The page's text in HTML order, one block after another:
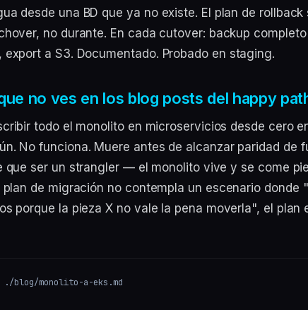
desde una BD que ya no existe. El plan de rollback
no durante. En cada cutover: backup
export a S3. Documentado. Probado en staging.
no ves en los blog posts del happy
todo el monolito en microservicios desde cero
No funciona. Muere antes de alcanzar paridad de
que ser un strangler — el monolito vive y se come
plan de migración no contempla un escenario donde
porque la pieza X no vale la pena moverla", el plan
./blog/monolito-a-eks .md